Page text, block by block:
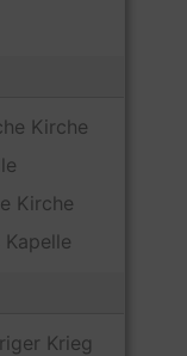
Kirche
Kirche
Kapelle
Krieg